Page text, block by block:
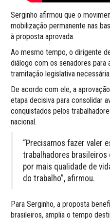
Serginho afirmou que o
mobilização permanente nas
à proposta aprovada.
Ao mesmo tempo, o dirigente
diálogo com os senadores para
tramitação legislativa necessária.
De acordo com ele, a
etapa decisiva para consolidar
conquistados pelos
nacional.
“Precisamos fazer valer
trabalhadores brasileiros
por mais qualidade de
do trabalho”, afirmou.
Para Serginho, a proposta
brasileiros, amplia o tempo